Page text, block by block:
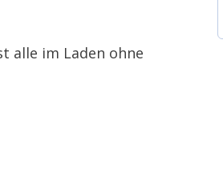
alle im Laden ohne